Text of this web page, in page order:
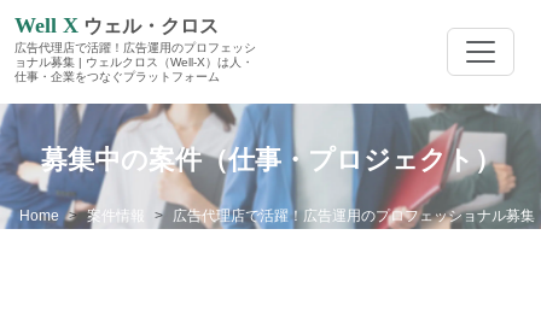
Well X ウェル・クロス
広告代理店で活躍！広告運用のプロフェッシ
ョナル募集 | ウェルクロス（Well-X）は人・
仕事・企業をつなぐプラットフォーム
Home 案件情報 広告代理店で活躍！広告運用のプロフェッショナル募集
募集中の案件（仕事・プロジェクト）